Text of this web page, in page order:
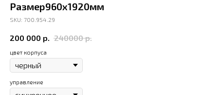
Размер960х1920мм
SKU: 700.954.29
200 000 р. 240000 р.
цвет корпуса
управление